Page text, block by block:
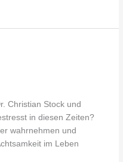
Christian Stock und
in diesen Zeiten?
wahrnehmen und
im Leben